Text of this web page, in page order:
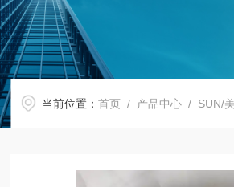
当前位置：首页 / 产品中心 / SUN/